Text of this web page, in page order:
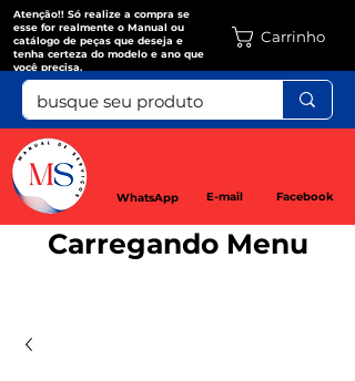
Atenção!! Só realize a compra se
esse for realmente o Manual ou
catálogo de peças que deseja e
tenha certeza do modelo e ano que
você precisa.
WhatsApp E-mail Facebook
Carrinho
Carregando Menu